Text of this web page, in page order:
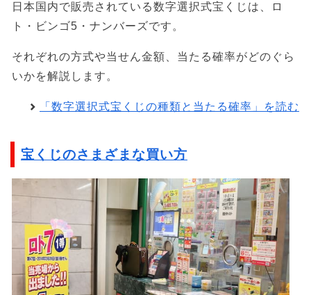
日本国内で販売されている数字選択式宝くじは、ロ
ト・ビンゴ5・ナンバーズです。
それぞれの方式や当せん金額、当たる確率がどのぐら
いかを解説します。
「数字選択式宝くじの種類と当たる確率」を読む
宝くじのさまざまな買い方